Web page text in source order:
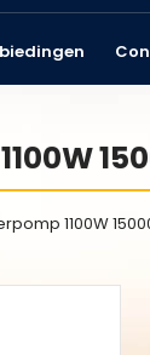
1100W